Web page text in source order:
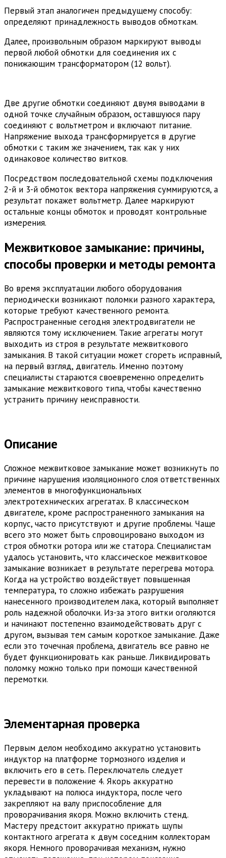
Первый этап аналогичен предыдущему способу:
определяют принадлежность выводов обмоткам.
Далее, произвольным образом маркируют выводы
первой любой обмотки для соединения их с
понижающим трансформатором (12 вольт).
Две другие обмотки соединяют двумя выводами в
одной точке случайным образом, оставшуюся пару
соединяют с вольтметром и включают питание.
Напряжение выхода трансформируется в другие
обмотки с таким же значением, так как у них
одинаковое количество витков.
Посредством последовательной схемы подключения
2-й и 3-й обмоток вектора напряжения суммируются, а
результат покажет вольтметр. Далее маркируют
остальные концы обмоток и проводят контрольные
измерения.
Межвитковое замыкание: причины,
способы проверки и методы ремонта
Во время эксплуатации любого оборудования
периодически возникают поломки разного характера,
которые требуют качественного ремонта.
Распространенные сегодня электродвигатели не
являются тому исключением. Такие агрегаты могут
выходить из строя в результате межвиткового
замыкания. В такой ситуации может сгореть исправный,
на первый взгляд, двигатель. Именно поэтому
специалисты стараются своевременно определить
замыкание межвиткового типа, чтобы качественно
устранить причину неисправности.
Описание
Сложное межвитковое замыкание может возникнуть по
причине нарушения изоляционного слоя ответственных
элементов в многофункциональных
электротехнических агрегатах. В классическом
двигателе, кроме распространенного замыкания на
корпус, часто присутствуют и другие проблемы. Чаще
всего это может быть спровоцировано выходом из
строя обмотки ротора или же статора. Специалистам
удалось установить, что классическое межвитковое
замыкание возникает в результате перегрева мотора.
Когда на устройство воздействует повышенная
температура, то сложно избежать разрушения
нанесенного производителем лака, который выполняет
роль надежной оболочки. Из-за этого витки оголяются
и начинают постепенно взаимодействовать друг с
другом, вызывая тем самым короткое замыкание. Даже
если это точечная проблема, двигатель все равно не
будет функционировать как раньше. Ликвидировать
поломку можно только при помощи качественной
перемотки.
Элементарная проверка
Первым делом необходимо аккуратно установить
индуктор на платформе тормозного изделия и
включить его в сеть. Переключатель следует
перевести в положение 4. Якорь аккуратно
укладывают на полюса индуктора, после чего
закрепляют на валу приспособление для
проворачивания якоря. Можно включить стенд.
Мастеру предстоит аккуратно прижать щупы
контактного агрегата к двум соседним коллекторам
якоря. Немного проворачивая механизм, нужно